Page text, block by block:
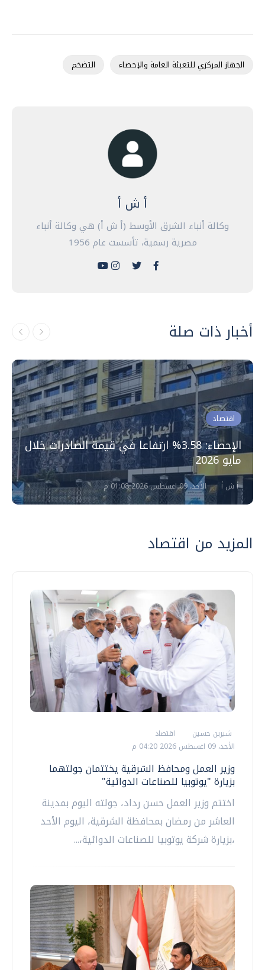
الجهاز المركزي للتعبئة العامة والإحصاء التضخم
أ ش أ
وكالة أنباء الشرق الأوسط (أ ش أ) هي وكالة أنباء
مصرية رسمية، تأسست عام 1956
أخبار ذات صلة
اقتصاد
الإحصاء: 3.58% ارتفاعا في قيمة الصادرات خلال
مايو 2026
أ ش أ الأحد، 09 اغسطس 2026 01:08 م
المزيد من اقتصاد
شيرين حسين
اقتصاد
الأحد، 09 اغسطس 2026 04:20 م
وزير العمل ومحافظ الشرقية يختتمان جولتهما
بزيارة "يوتوبيا للصناعات الدوائية"
اختتم وزير العمل حسن رداد، جولته اليوم بمدينة
العاشر من رمضان بمحافظة الشرقية، اليوم الأحد
،بزيارة شركة يوتوبيا للصناعات الدوائية،...